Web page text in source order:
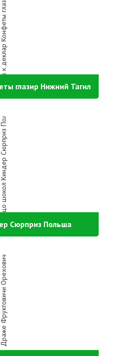
глазир Нижний Тагил
Сюрприз Польша